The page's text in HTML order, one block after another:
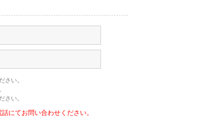
さい。
さい。
にてお問い合わせください。